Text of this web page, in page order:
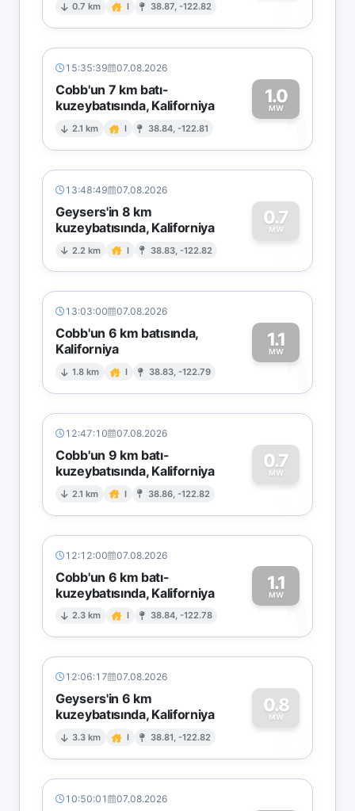
0.7 km I 38.87, -122.82
15:35:39 07.08.2026
Cobb'un 7 km batı-
kuzeybatısında, Kaliforniya
2.1 km I 38.84, -122.81
1.0
MW1
13:48:49 07.08.2026
Geysers'in 8 km
kuzeybatısında, Kaliforniya
2.2 km I 38.83, -122.82
0.7
MW
0
13:03:00 07.08.2026
Cobb'un 6 km batısında,
Kaliforniya
1.8 km I 38.83, -122.79
1.1
MW1
12:47:10 07.08.2026
Cobb'un 9 km batı-
kuzeybatısında, Kaliforniya
2.1 km I 38.86, -122.82
0.7
MW
0
12:12:00 07.08.2026
Cobb'un 6 km batı-
kuzeybatısında, Kaliforniya
2.3 km I 38.84, -122.78
1.1
MW1
12:06:17 07.08.2026
Geysers'in 6 km
kuzeybatısında, Kaliforniya
3.3 km I 38.81, -122.82
0.8
MW
0
10:50:01 07.08.2026